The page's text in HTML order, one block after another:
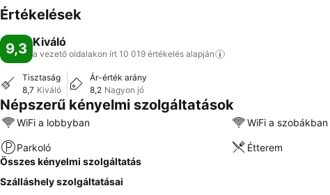
Értékelések
9,3 Kiváló
a vezető oldalakon írt 10 019 értékelés alapján
Tisztaság
8,7 Kiváló
Ár-érték arány
8,2 Nagyon jó
Népszerű kényelmi szolgáltatások
WiFi a lobbyban WiFi a szobákban
Parkoló Étterem
Összes kényelmi szolgáltatás
Szálláshely szolgáltatásai